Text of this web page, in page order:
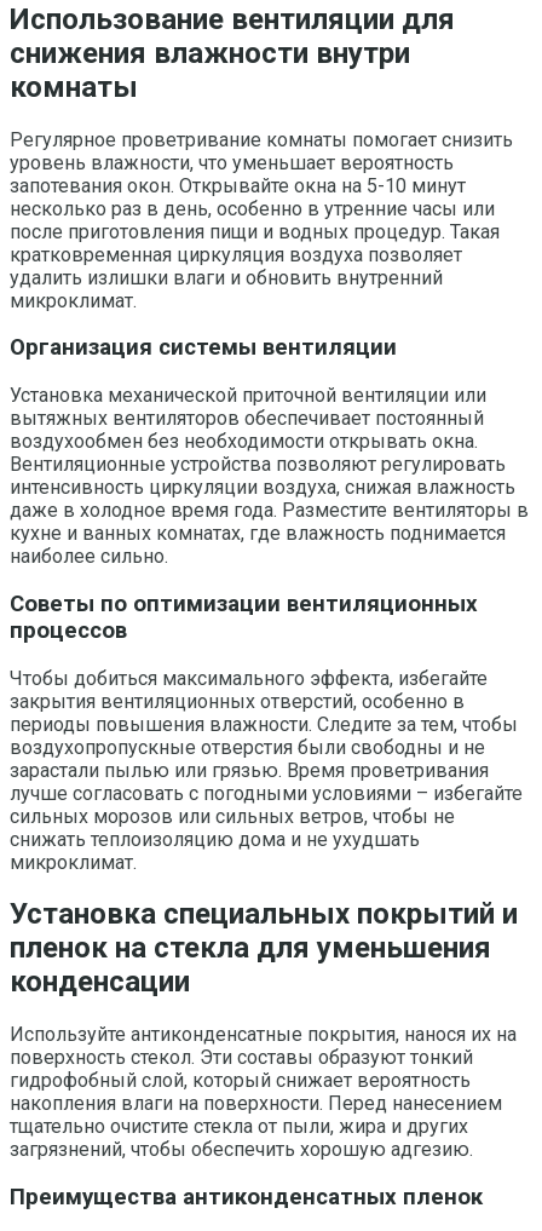
Использование вентиляции для
снижения влажности внутри
комнаты
Регулярное проветривание комнаты помогает снизить
уровень влажности, что уменьшает вероятность
запотевания окон. Открывайте окна на 5-10 минут
несколько раз в день, особенно в утренние часы или
после приготовления пищи и водных процедур. Такая
кратковременная циркуляция воздуха позволяет
удалить излишки влаги и обновить внутренний
микроклимат.
Организация системы вентиляции
Установка механической приточной вентиляции или
вытяжных вентиляторов обеспечивает постоянный
воздухообмен без необходимости открывать окна.
Вентиляционные устройства позволяют регулировать
интенсивность циркуляции воздуха, снижая влажность
даже в холодное время года. Разместите вентиляторы в
кухне и ванных комнатах, где влажность поднимается
наиболее сильно.
Советы по оптимизации вентиляционных
процессов
Чтобы добиться максимального эффекта, избегайте
закрытия вентиляционных отверстий, особенно в
периоды повышения влажности. Следите за тем, чтобы
воздухопропускные отверстия были свободны и не
зарастали пылью или грязью. Время проветривания
лучше согласовать с погодными условиями – избегайте
сильных морозов или сильных ветров, чтобы не
снижать теплоизоляцию дома и не ухудшать
микроклимат.
Установка специальных покрытий и
пленок на стекла для уменьшения
конденсации
Используйте антиконденсатные покрытия, нанося их на
поверхность стекол. Эти составы образуют тонкий
гидрофобный слой, который снижает вероятность
накопления влаги на поверхности. Перед нанесением
тщательно очистите стекла от пыли, жира и других
загрязнений, чтобы обеспечить хорошую адгезию.
Преимущества антиконденсатных пленок